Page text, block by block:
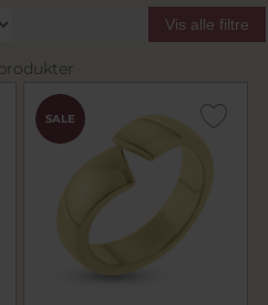
bredt udvalg af smykker,
Med gratis fragt og
en nem og behagelig
holder af, med en tidløs
gave.
Vis alle filtre
SALE